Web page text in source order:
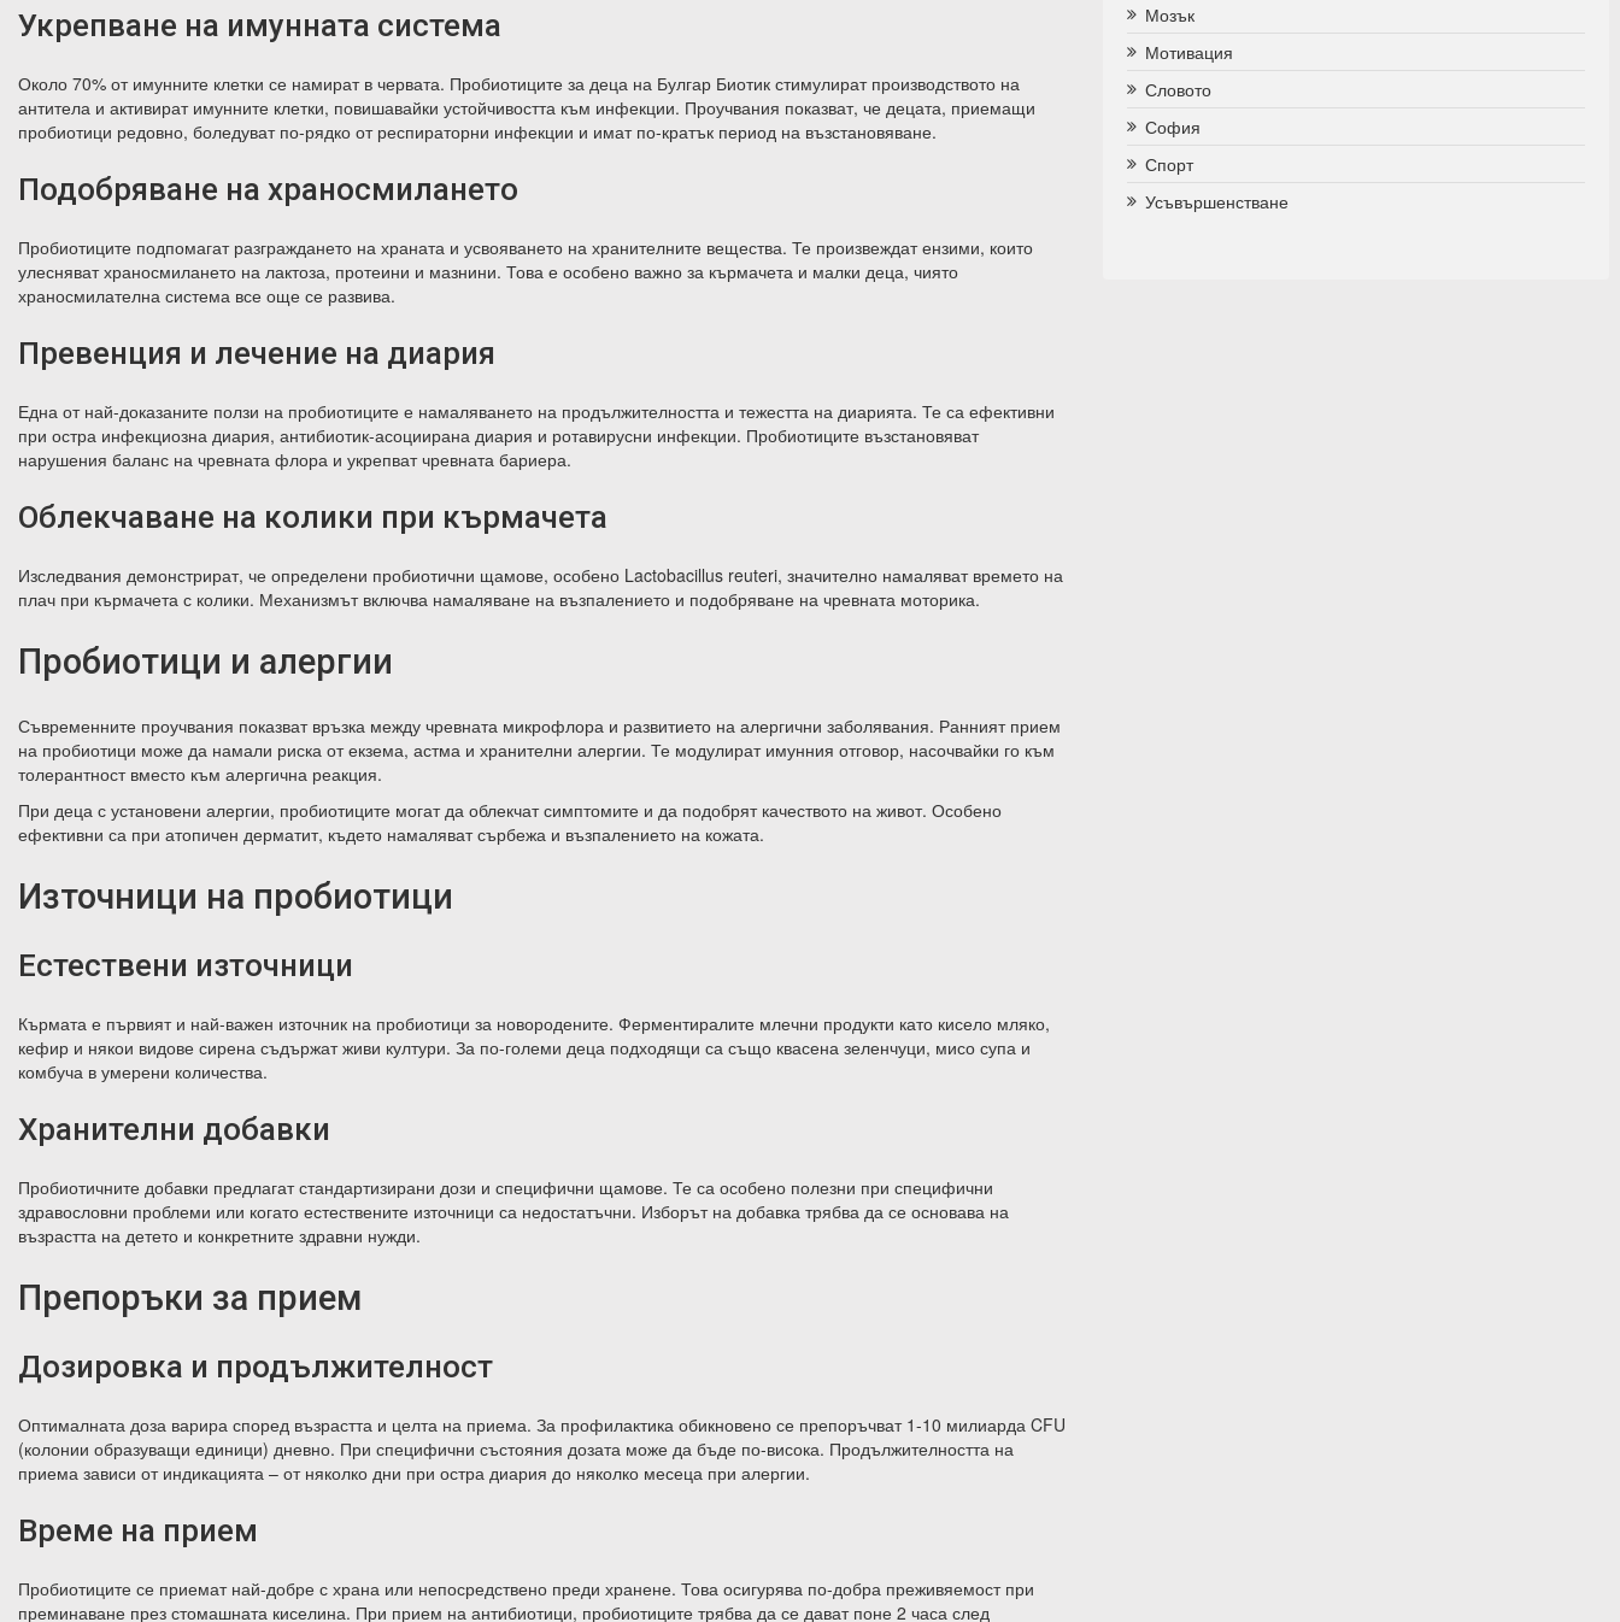
Укрепване на имунната система
Около 70% от имунните клетки се намират в червата. Пробиотиците за деца на Булгар Биотик стимулират производството на
антитела и активират имунните клетки, повишавайки устойчивостта към инфекции. Проучвания показват, че децата, приемащи
пробиотици редовно, боледуват по-рядко от респираторни инфекции и имат по-кратък период на възстановяване.
Подобряване на храносмилането
Пробиотиците подпомагат разграждането на храната и усвояването на хранителните вещества. Те произвеждат ензими, които
улесняват храносмилането на лактоза, протеини и мазнини. Това е особено важно за кърмачета и малки деца, чиято
храносмилателна система все още се развива.
Превенция и лечение на диария
Една от най-доказаните ползи на пробиотиците е намаляването на продължителността и тежестта на диарията. Те са ефективни
при остра инфекциозна диария, антибиотик-асоциирана диария и ротавирусни инфекции. Пробиотиците възстановяват
нарушения баланс на чревната флора и укрепват чревната бариера.
Облекчаване на колики при кърмачета
Изследвания демонстрират, че определени пробиотични щамове, особено Lactobacillus reuteri, значително намаляват времето на
плач при кърмачета с колики. Механизмът включва намаляване на възпалението и подобряване на чревната моторика.
Пробиотици и алергии
Съвременните проучвания показват връзка между чревната микрофлора и развитието на алергични заболявания. Ранният прием
на пробиотици може да намали риска от екзема, астма и хранителни алергии. Те модулират имунния отговор, насочвайки го към
толерантност вместо към алергична реакция.
При деца с установени алергии, пробиотиците могат да облекчат симптомите и да подобрят качеството на живот. Особено
ефективни са при атопичен дерматит, където намаляват сърбежа и възпалението на кожата.
Източници на пробиотици
Естествени източници
Кърмата е първият и най-важен източник на пробиотици за новородените. Ферментиралите млечни продукти като кисело мляко,
кефир и някои видове сирена съдържат живи култури. За по-големи деца подходящи са също квасена зеленчуци, мисо супа и
комбуча в умерени количества.
Хранителни добавки
Пробиотичните добавки предлагат стандартизирани дози и специфични щамове. Те са особено полезни при специфични
здравословни проблеми или когато естествените източници са недостатъчни. Изборът на добавка трябва да се основава на
възрастта на детето и конкретните здравни нужди.
Препоръки за прием
Дозировка и продължителност
Оптималната доза варира според възрастта и целта на приема. За профилактика обикновено се препоръчват 1-10 милиарда CFU
(колонии образуващи единици) дневно. При специфични състояния дозата може да бъде по-висока. Продължителността на
приема зависи от индикацията – от няколко дни при остра диария до няколко месеца при алергии.
Време на прием
Пробиотиците се приемат най-добре с храна или непосредствено преди хранене. Това осигурява по-добра преживяемост при
преминаване през стомашната киселина. При прием на антибиотици, пробиотиците трябва да се дават поне 2 часа след
Мозък
Мотивация
Словото
София
Спорт
Усъвършенстване